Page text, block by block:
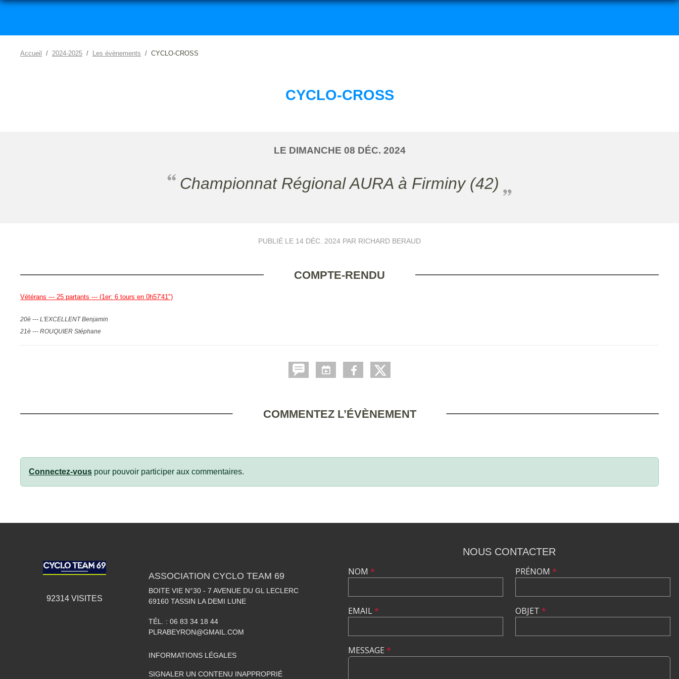
Accueil 2024-2025 Les évènements CYCLO-CROSS
CYCLO-CROSS
LE DIMANCHE 08 DÉC. 2024
Championnat Régional AURA à Firminy (42)
PUBLIÉ LE 14 DÉC. 2024 PAR RICHARD BERAUD
COMPTE-RENDU
Vétérans --- 25 partants --- (1er: 6 tours en 0h57'41")
20è --- L'EXCELLENT Benjamin
21è --- ROUQUIER Stéphane
COMMENTEZ L’ÉVÈNEMENT
Connectez-vous pour pouvoir participer aux commentaires.
92314VISITES
ASSOCIATION CYCLO TEAM 69
BOITE VIE N°30 - 7 AVENUE DU GL LECLERC
69160 TASSIN LA DEMI LUNE
TÉL. : 06 83 34 18 44
PLRABEYRON@GMAIL.COM
INFORMATIONS LÉGALES
SIGNALER UN CONTENU INAPPROPRIÉ
NOUS CONTACTER
NOM *
EMAIL*
PRÉNOM *
OBJET *
MESSAGE *